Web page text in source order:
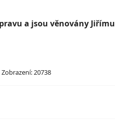
a jsou věnovány Jiřímu
Zobrazení: 20738